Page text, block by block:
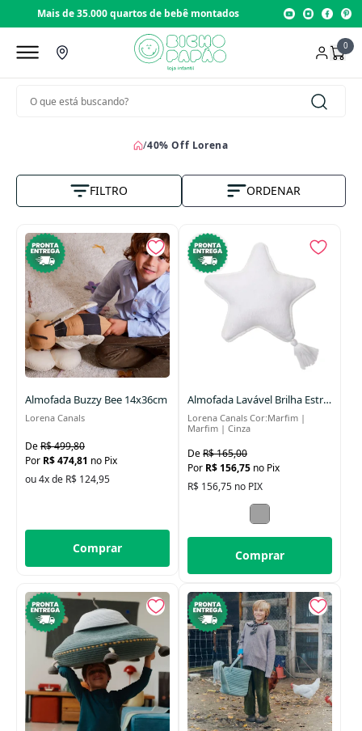
Loja com 22 anos de tradição
0
/40% Off Lorena
FILTRO ORDENAR
Vendas
Menor Preço
Maior Preço
Data Lançamento
Almofada Buzzy Bee 14x36cm
Lorena Canals
R$ 499,80
R$ 474,81 no Pix
ou 4x de R$ 124,95
Comprar
Almofada Lavável Brilha Estrelinha 25cm
Lorena Canals Cor:Marfim |
Marfim | Cinza
R$ 165,00
R$ 156,75 no Pix
R$ 156,75 no PIX
Comprar